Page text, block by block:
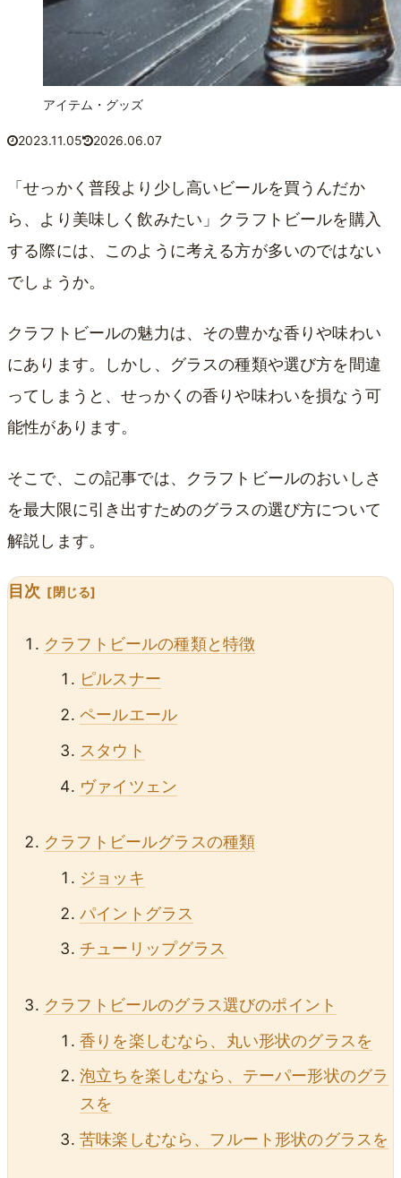
アイテム・グッズ
2023.11.05 2026.06.07
「せっかく普段より少し高いビールを買うんだか
ら、より美味しく飲みたい」クラフトビールを購入
する際には、このように考える方が多いのではない
でしょうか。
クラフトビールの魅力は、その豊かな香りや味わい
にあります。しかし、グラスの種類や選び方を間違
ってしまうと、せっかくの香りや味わいを損なう可
能性があります。
そこで、この記事では、クラフトビールのおいしさ
を最大限に引き出すためのグラスの選び方について
解説します。
目次
クラフトビールの種類と特徴
ピルスナー
ペールエール
スタウト
ヴァイツェン
クラフトビールグラスの種類
ジョッキ
パイントグラス
チューリップグラス
クラフトビールのグラス選びのポイント
香りを楽しむなら、丸い形状のグラスを
泡立ちを楽しむなら、テーパー形状のグラ
スを
苦味楽しむなら、フルート形状のグラスを